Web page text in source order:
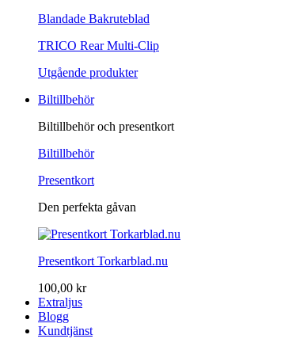
Blandade Bakruteblad
TRICO Rear Multi-Clip
Utgående produkter
Biltillbehör
Biltillbehör och presentkort
Biltillbehör
Presentkort
Den perfekta gåvan
Presentkort Torkarblad.nu
100,00 kr
Extraljus
Blogg
Kundtjänst